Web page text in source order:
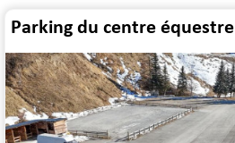
Parking du centre équestre